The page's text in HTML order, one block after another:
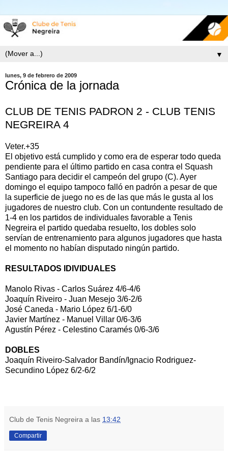
▼
lunes, 9 de febrero de 2009
Crónica de la jornada
CLUB DE TENIS PADRON 2 - CLUB TENIS
NEGREIRA 4
Veter.+35
El objetivo está cumplido y como era de esperar todo queda
pendiente para el último partido en casa contra el Squash
Santiago para decidir el campeón del grupo (C). Ayer
domingo el equipo tampoco falló en padrón a pesar de que
la superficie de juego no es de las que más le gusta al los
jugadores de nuestro club. Con un contundente resultado de
1-4 en los partidos de individuales favorable a Tenis
Negreira el partido quedaba resuelto, los dobles solo
servían de entrenamiento para algunos jugadores que hasta
el momento no habían disputado ningún partido.
RESULTADOS IDIVIDUALES
Manolo Rivas - Carlos Suárez 4/6-4/6
Joaquín Riveiro - Juan Mesejo 3/6-2/6
José Caneda - Mario López 6/1-6/0
Javier Martínez - Manuel Villar 0/6-3/6
Agustín Pérez - Celestino Caramés 0/6-3/6
DOBLES
Joaquín Riveiro-Salvador Bandín/Ignacio Rodriguez-
Secundino López 6/2-6/2
Club de Tenis Negreira a las 13:42
Compartir